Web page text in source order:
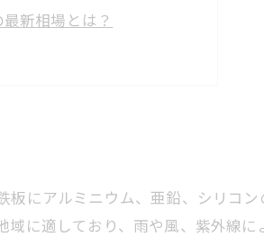
新相場とは？
テナンスのポイント
の費用と効果を徹底比較
にアルミニウム、亜鉛、シリコン
に適しており、雨や風、紫外線に